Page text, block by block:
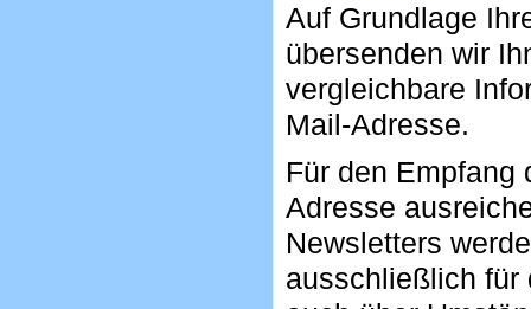
Auf Grundlage
übersenden wir
vergleichbare
Mail-Adresse.
Für den Empfang
Adresse
Newsletters
ausschließlich für